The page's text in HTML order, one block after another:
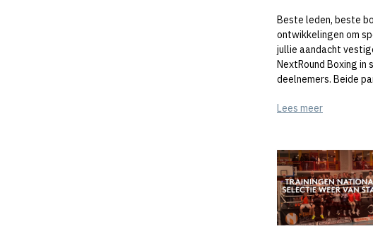
Beste leden, beste
ontwikkelingen om
jullie aandacht
NextRound Boxing
deelnemers. Beide
Lees meer